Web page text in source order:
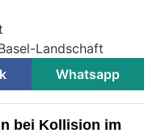
Landschaft
Whatsapp
bei Kollision im